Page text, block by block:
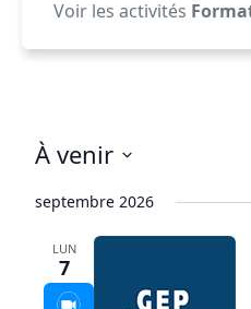
Voir les activités
À venir
une
septembre 2026
LUN
7